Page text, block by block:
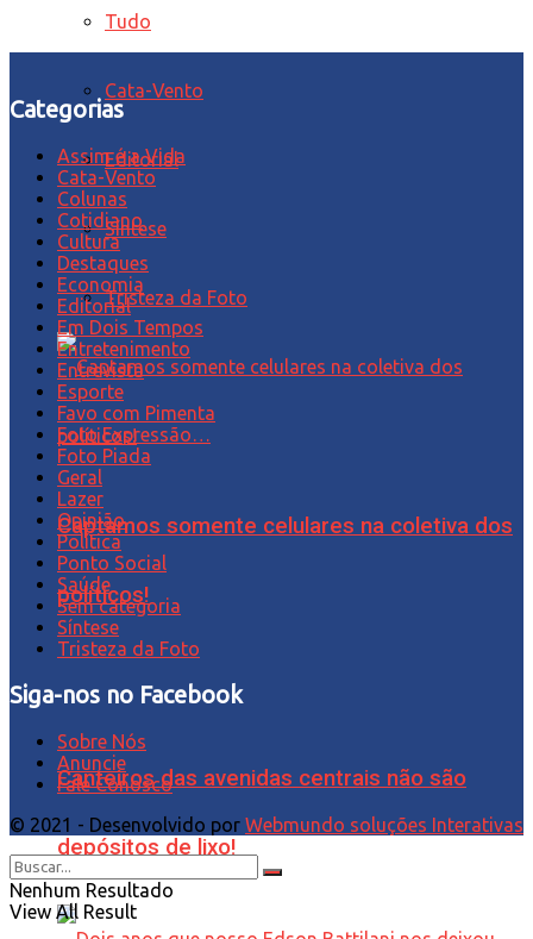
Tudo
Cata-Vento
Editorial
Síntese
Tristeza da Foto
Captamos somente celulares na coletiva dos
políticos!
Canteiros das avenidas centrais não são
depósitos de lixo!
Categorias
Assim é a Vida
Cata-Vento
Colunas
Cotidiano
Cultura
Destaques
Economia
Editorial
Em Dois Tempos
Entretenimento
Entrevista
Esporte
Favo com Pimenta
Foto Expressão…
Foto Piada
Geral
Lazer
Opinião
Política
Ponto Social
Saúde
Sem categoria
Síntese
Tristeza da Foto
Siga-nos no Facebook
Sobre Nós
Anuncie
Fale Conosco
© 2021 - Desenvolvido por Webmundo soluções Interativas
Nenhum Resultado
View All Result